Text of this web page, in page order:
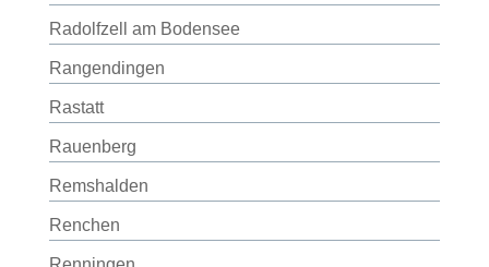
Radolfzell am Bodensee
Rangendingen
Rastatt
Rauenberg
Remshalden
Renchen